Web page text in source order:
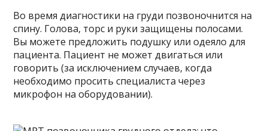
Во время диагностики на груди позвоночнится на
спину. Голова, торс и руки защищены полосами.
Вы можете предложить подушку или одеяло для
пациента. Пациент не может двигаться или
говорить (за исключением случаев, когда
необходимо просить специалиста через
микрофон на оборудовании).